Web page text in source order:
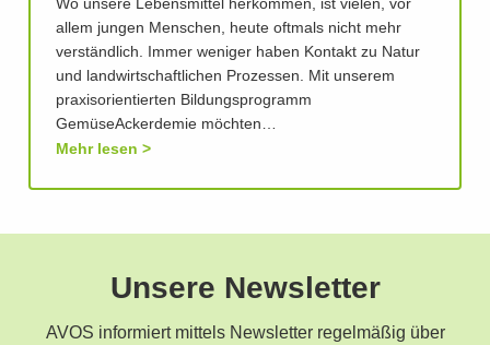
Wo unsere Lebensmittel herkommen, ist vielen, vor
allem jungen Menschen, heute oftmals nicht mehr
verständlich. Immer weniger haben Kontakt zu Natur
und landwirtschaftlichen Prozessen. Mit unserem
praxisorientierten Bildungsprogramm
GemüseAckerdemie möchten…
Mehr lesen
Unsere Newsletter
AVOS informiert mittels Newsletter regelmäßig über